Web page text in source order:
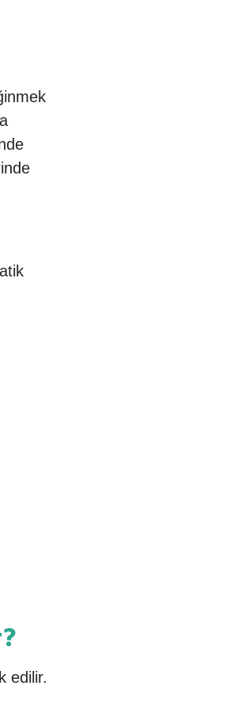
edilir.